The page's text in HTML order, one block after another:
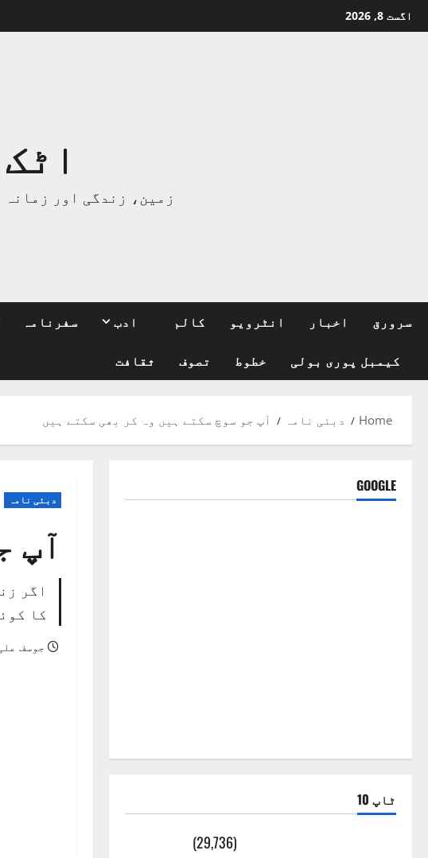
Skip
to
اگست 8, 2026
اٹک
زمین، زندگی اور زمانہ
سرورق اخبار انٹرویو کالم ادب سفرنامہ
کیمبل پوری بولی خطوط تصوف ثقافت
Home دبئی نامہ آپ جو سوچ سکتے ہیں وہ کر بھی سکتے ہیں
دبئی نامہ
آپ
اگر
کا
جوسف
GOOGLE
ٹاپ 10
(29,736)